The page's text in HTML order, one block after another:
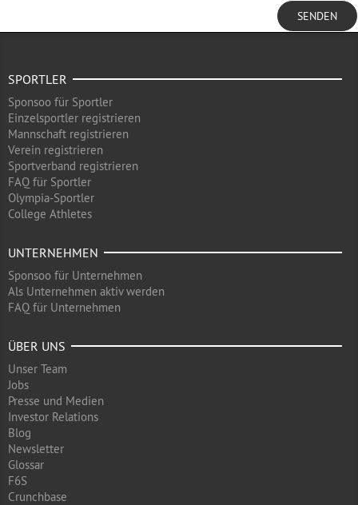
SENDEN
SPORTLER
Sponsoo für Sportler
Einzelsportler registrieren
Mannschaft registrieren
Verein registrieren
Sportverband registrieren
FAQ für Sportler
Olympia-Sportler
College Athletes
UNTERNEHMEN
Sponsoo für Unternehmen
Als Unternehmen aktiv werden
FAQ für Unternehmen
ÜBER UNS
Unser Team
Jobs
Presse und Medien
Investor Relations
Blog
Newsletter
Glossar
F6S
Crunchbase